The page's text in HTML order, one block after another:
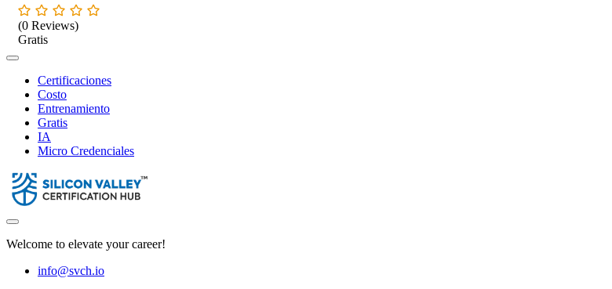
(0 Reviews)
Gratis
Certificaciones
Costo
Entrenamiento
Gratis
IA
Micro Credenciales
Welcome to elevate your career!
info@svch.io